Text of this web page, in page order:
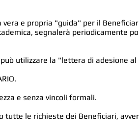
e propria "guida" per il
segnalerà periodicamente
utilizzare la "lettera di adesione
e senza vincoli formali.
tutte le richieste dei Beneficiari,